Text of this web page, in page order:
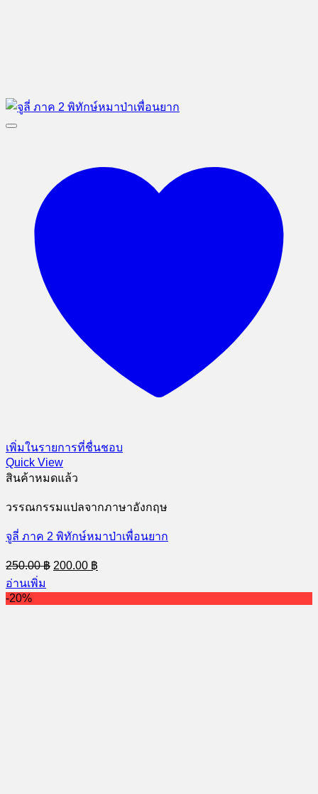
เพิ่มในรายการที่ชื่นชอบ
Quick View
สินค้าหมดแล้ว
วรรณกรรมแปลจากภาษาอังกฤษ
จูลี่ ภาค 2 พิทักษ์หมาป่าเพื่อนยาก
250.00฿ Original
price
250.00 ฿.
200.00 ฿
price
200.00 ฿.
อ่านเพิ่ม
-20%